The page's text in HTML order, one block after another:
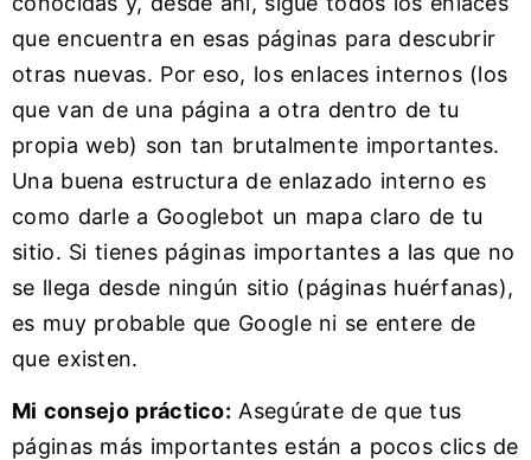
que encuentra en esas páginas para descubrir
otras nuevas. Por eso, los enlaces internos (los
que van de una página a otra dentro de tu
propia web) son tan brutalmente importantes.
Una buena estructura de enlazado interno es
como darle a Googlebot un mapa claro de tu
sitio. Si tienes páginas importantes a las que no
se llega desde ningún sitio (páginas huérfanas),
es muy probable que Google ni se entere de
que existen.
Mi consejo práctico: Asegúrate de que tus
páginas más importantes están a pocos clics de